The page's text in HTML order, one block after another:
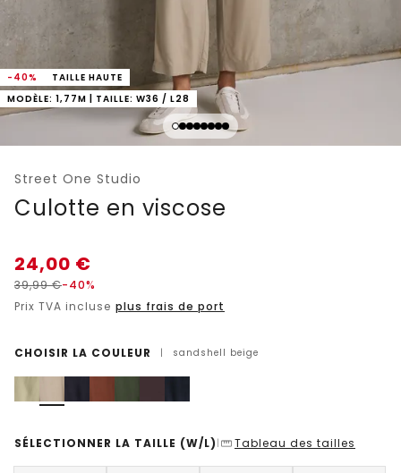
-40%
TAILLE HAUTE
MODÈLE: 1,77M | TAILLE: W36 / L28
Street One Studio
Culotte en viscose
24,00 €
39,99€-40%
Prix TVA incluse plus frais de port
CHOISIR LA COULEUR | sandshell beige
SÉLECTIONNER LA TAILLE (W/L) | Tableau des tailles